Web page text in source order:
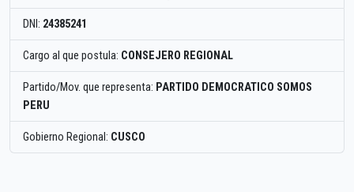
DNI: 24385241
Cargo al que postula: CONSEJERO REGIONAL
Partido/Mov. que representa: PARTIDO DEMOCRATICO SOMOS
PERU
Gobierno Regional: CUSCO